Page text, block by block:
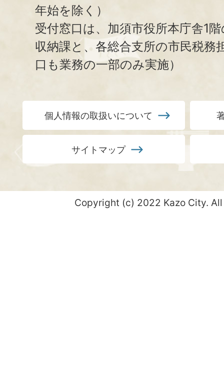
年始を除く）
受付窓口は、加須市役所本庁舎1
収納課と、 各総合支所の市民税務
口も業務の一部のみ実施）
個人情報の取扱いについて
サイトマップ
Copyright (c) 2022 Kazo City.